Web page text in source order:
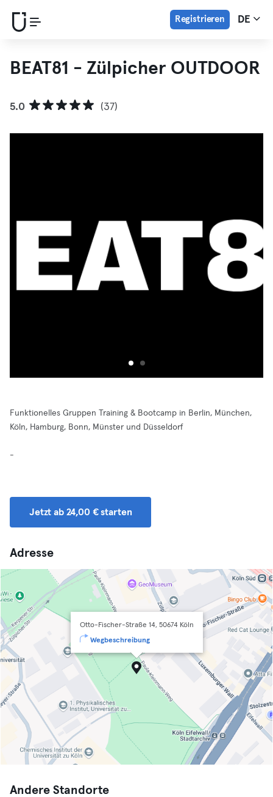
Registrieren DE
BEAT81 - Zülpicher OUTDOOR
5.0 (37)
Funktionelles Gruppen Training & Bootcamp in Berlin, München,
Köln, Hamburg, Bonn, Münster und Düsseldorf
-
Jetzt ab 24,00 € starten
Adresse
Otto-Fischer-Straße 14, 50674 Köln
Wegbeschreibung
Andere Standorte